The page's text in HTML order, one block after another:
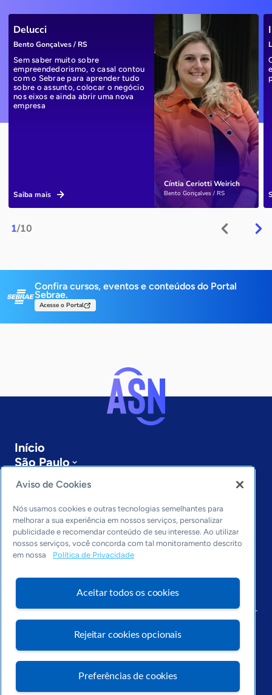
1/10
Cíntia Ceriotti Weirich
Bento Gonçalves / RS
Delucci
Bento Gonçalves / RS
Sem saber muito sobre
empreendedorismo, o casal contou
com o Sebrae para aprender tudo
sobre o assunto, colocar o negócio
nos eixos e ainda abrir uma nova
empresa
Saiba mais
Confira cursos, eventos e conteúdos do Portal
Sebrae.
Acesse o Portal
Início
São Paulo
Sobre a ASN
Últimas notícias
Entre em contato
Editorias
Economia & Política
Inovação & Tecnologia
Cultura empreendedora
Arquivo
Aviso de Cookies
Nós usamos cookies e outras tecnologias semelhantes para
melhorar a sua experiência em nossos serviços, personalizar
publicidade e recomendar conteúdo de seu interesse. Ao utilizar
nossos serviços, você concorda com tal monitoramento descrito
em nossa
Política de Privacidade
Aceitar todos os cookies
Rejeitar cookies opcionais
Preferências de cookies